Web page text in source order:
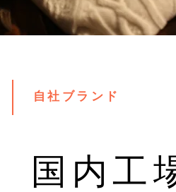
自社ブランド
国内工